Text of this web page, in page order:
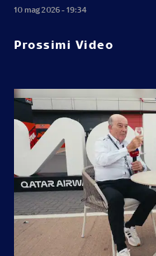
10 mag 2026 - 19:34
Prossimi Video